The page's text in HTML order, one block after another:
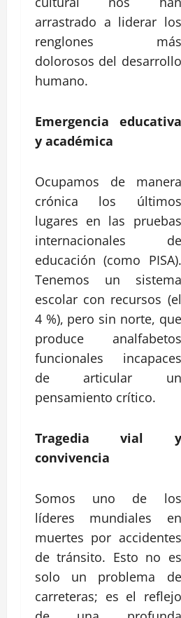
arrastrado a liderar los
renglones más
dolorosos del desarrollo
humano.
Emergencia educativa
y académica
Ocupamos de manera
crónica los últimos
lugares en las pruebas
internacionales de
educación (como PISA).
Tenemos un sistema
escolar con recursos (el
4 %), pero sin norte, que
produce analfabetos
funcionales incapaces
de articular un
pensamiento crítico.
Tragedia vial y
convivencia
Somos uno de los
líderes mundiales en
muertes por accidentes
de tránsito. Esto no es
solo un problema de
carreteras; es el reflejo